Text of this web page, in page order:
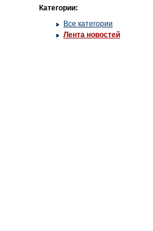
Категории:
Все категории
Лента новостей